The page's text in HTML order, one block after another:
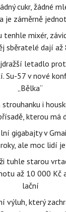
cukr, žádné
je záměrně
tenhle mixér,
sběratelé dají až
letadlo
Su-57 v nové
„Bělka“
i
kterou má
gigabajty v
ale moc lidí
tuhle starou
až 10 000 Kč
lační
výluh, který